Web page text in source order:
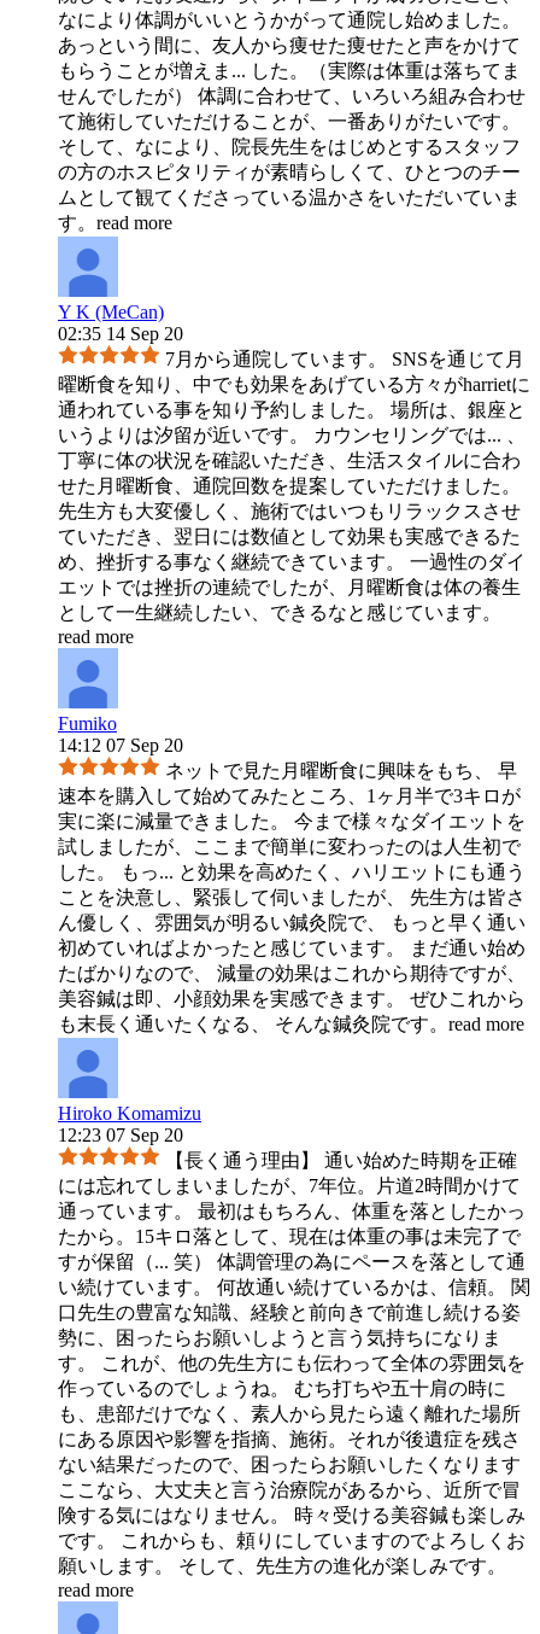
なにより体調がいいとうかがって通院し始めました。
あっという間に、友人から痩せた痩せたと声をかけて
もらうことが増えま ... した。（実際は体重は落ちてま
せんでしたが） 体調に合わせて、いろいろ組み合わせ
て施術していただけることが、一番ありがたいです。
そして、なにより、院長先生をはじめとするスタッフ
の方のホスピタリティが素晴らしくて、ひとつのチー
ムとして観てくださっている温かさをいただいていま
す。 read more
Y K (MeCan)
02:35 14 Sep 20
7月から通院しています。 SNSを通じて月
曜断食を知り、中でも効果をあげている方々がharrietに
通われている事を知り予約しました。 場所は、銀座と
いうよりは汐留が近いです。 カウンセリングでは...
丁寧に体の状況を確認いただき、生活スタイルに合わ
せた月曜断食、通院回数を提案していただけました。
先生方も大変優しく、施術ではいつもリラックスさせ
ていただき、翌日には数値として効果も実感できるた
め、挫折する事なく継続できています。 一過性のダイ
エットでは挫折の連続でしたが、月曜断食は体の養生
として一生継続したい、できるなと感じています。
read more
Fumiko
14:12 07 Sep 20
ネットで見た月曜断食に興味をもち、 早
速本を購入して始めてみたところ、1ヶ月半で3キロが
実に楽に減量できました。 今まで様々なダイエットを
試しましたが、ここまで簡単に変わったのは人生初で
した。 もっ... と効果を高めたく、ハリエットにも通う
ことを決意し、緊張して伺いましたが、 先生方は皆さ
ん優しく、雰囲気が明るい鍼灸院で、 もっと早く通い
初めていればよかったと感じています。 まだ通い始め
たばかりなので、 減量の効果はこれから期待ですが、
美容鍼は即、小顔効果を実感できます。 ぜひこれから
も末長く通いたくなる、 そんな鍼灸院です。 read more
Hiroko Komamizu
12:23 07 Sep 20
【長く通う理由】 通い始めた時期を正確
には忘れてしまいましたが、7年位。片道2時間かけて
通っています。 最初はもちろん、体重を落としたかっ
たから。15キロ落として、現在は体重の事は未完了で
すが保留（... 笑） 体調管理の為にペースを落として通
い続けています。 何故通い続けているかは、信頼。 関
口先生の豊富な知識、経験と前向きで前進し続ける姿
勢に、困ったらお願いしようと言う気持ちになりま
す。 これが、他の先生方にも伝わって全体の雰囲気を
作っているのでしょうね。 むち打ちや五十肩の時に
も、患部だけでなく、素人から見たら遠く離れた場所
にある原因や影響を指摘、施術。それが後遺症を残さ
ない結果だったので、困ったらお願いしたくなります
ここなら、大丈夫と言う治療院があるから、近所で冒
険する気にはなりません。 時々受ける美容鍼も楽しみ
です。 これからも、頼りにしていますのでよろしくお
願いします。 そして、先生方の進化が楽しみです。
read more